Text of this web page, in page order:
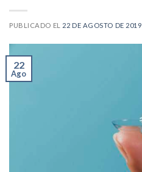
PUBLICADO EL 22 DE AGOSTO DE 2019
22
Ago